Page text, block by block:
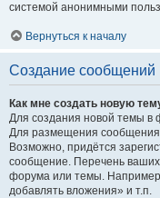
системой анонимными
Вернуться к началу
Создание сообщений
Как мне создать новую
Для создания новой темы в
Для размещения сообщения
Возможно, придётся
сообщение. Перечень ваших
форума или темы.
добавлять вложения» и т.п.